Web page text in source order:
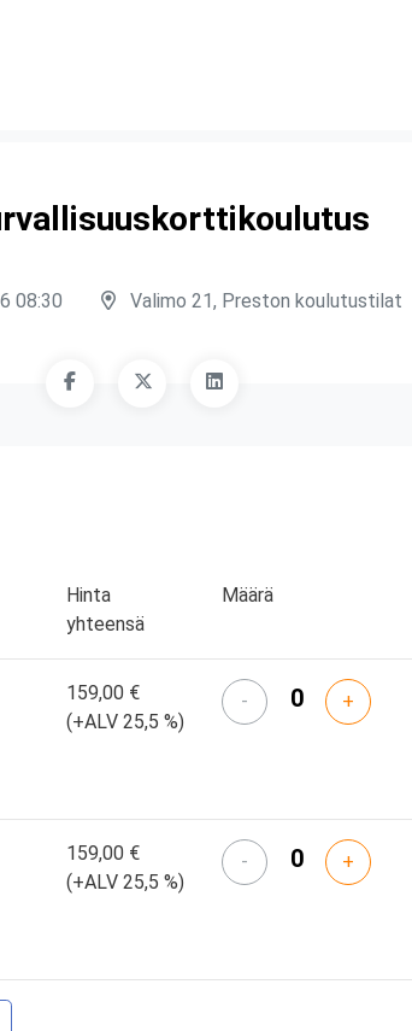
08:30 Valimo 21, Preston koulutustilat
Hinta
yhteensä
Määrä
159,00 €
(+ALV 25,5 %)
- +
159,00 €
(+ALV 25,5 %)
- +